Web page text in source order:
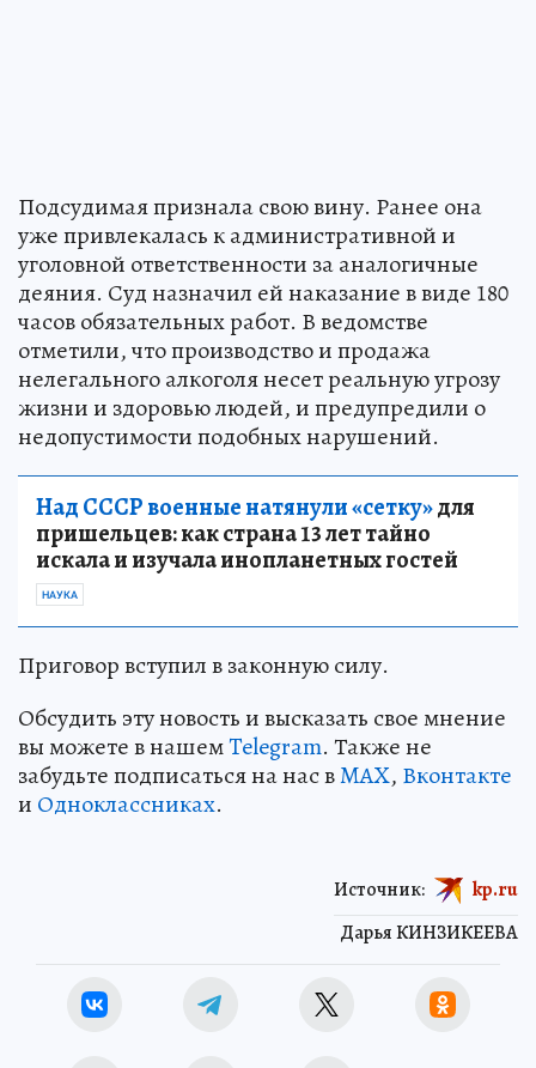
Подсудимая признала свою вину. Ранее она
уже привлекалась к административной и
уголовной ответственности за аналогичные
деяния. Суд назначил ей наказание в виде 180
часов обязательных работ. В ведомстве
отметили, что производство и продажа
нелегального алкоголя несет реальную угрозу
жизни и здоровью людей, и предупредили о
недопустимости подобных нарушений.
Над СССР военные натянули «сетку»для
пришельцев: как страна 13 лет тайно
искала и изучала инопланетных гостей
НАУКА
Приговор вступил в законную силу.
Обсудить эту новость и высказать свое мнение
вы можете в нашемTelegram. Также не
забудьте подписаться на нас вMAX, Вконтакте
и Одноклассниках.
Дарья КИНЗИКЕЕВА
Источник: kp.ru